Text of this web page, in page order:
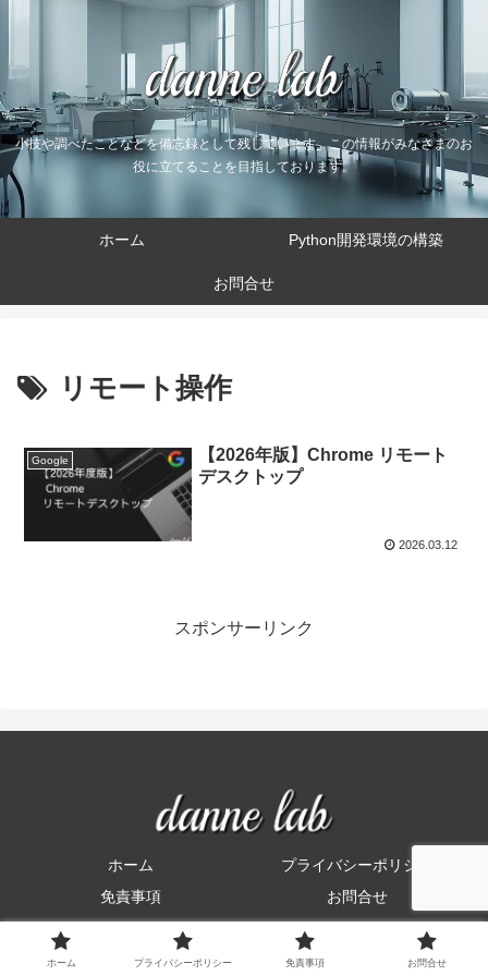
小技や調べたことなどを備忘録として残しています。この情報がみなさまのお
役に立てることを目指しております。
ホーム Python開発環境の構築
お問合せ
リモート操作
Google
【2026年版】Chrome リモート
デスクトップ
2026.03.12
スポンサーリンク
ホーム
プライバシーポリシー
免責事項
お問合せ
© 2022 だんねらぼ.
ホーム プライバシーポリシー 免責事項 お問合せ